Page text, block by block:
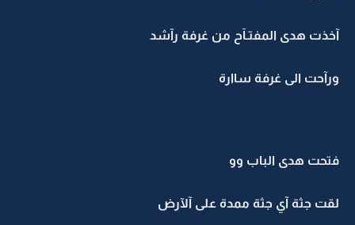
آخذت هدى المفتـآح من غرفة رآشد
ورآحت الى غرفة ساارة
فتحت هدى الباب وو
لقت جثة آي جثة ممدة على آلآرض